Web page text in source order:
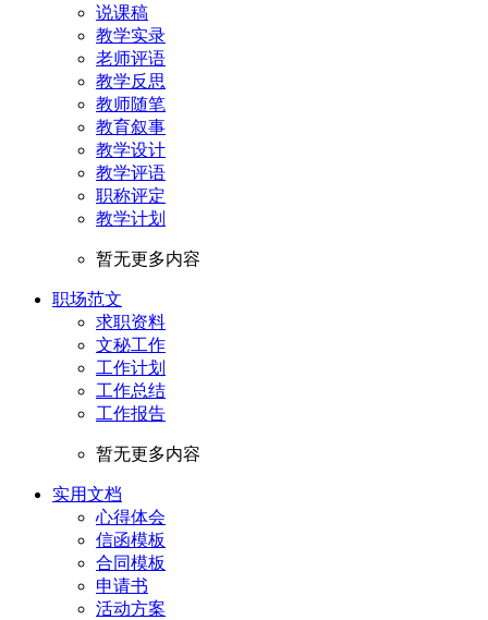
说课稿
教学实录
老师评语
教学反思
教师随笔
教育叙事
教学设计
教学评语
职称评定
教学计划
暂无更多内容
职场范文
求职资料
文秘工作
工作计划
工作总结
工作报告
暂无更多内容
实用文档
心得体会
信函模板
合同模板
申请书
活动方案